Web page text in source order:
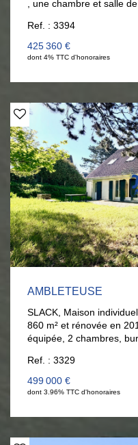
, une chambre et salle de bains.
chambre . Une dépendance, un
un jardin clos. Commerces à
Anouck BOULOY 06 377
Ref. : 3394
425 360 €
dont 4% TTC d'honoraires
AMBLETEUSE
SLACK, Maison
860 m² et rénovée en
équipée, 2 chambres,
et une salle de bains. Beau jardin clos. 20 minutes à pieds
pour accès plage et 9 mn
Ref. : 3329
499 000 €
dont 3.96% TTC d'honoraires